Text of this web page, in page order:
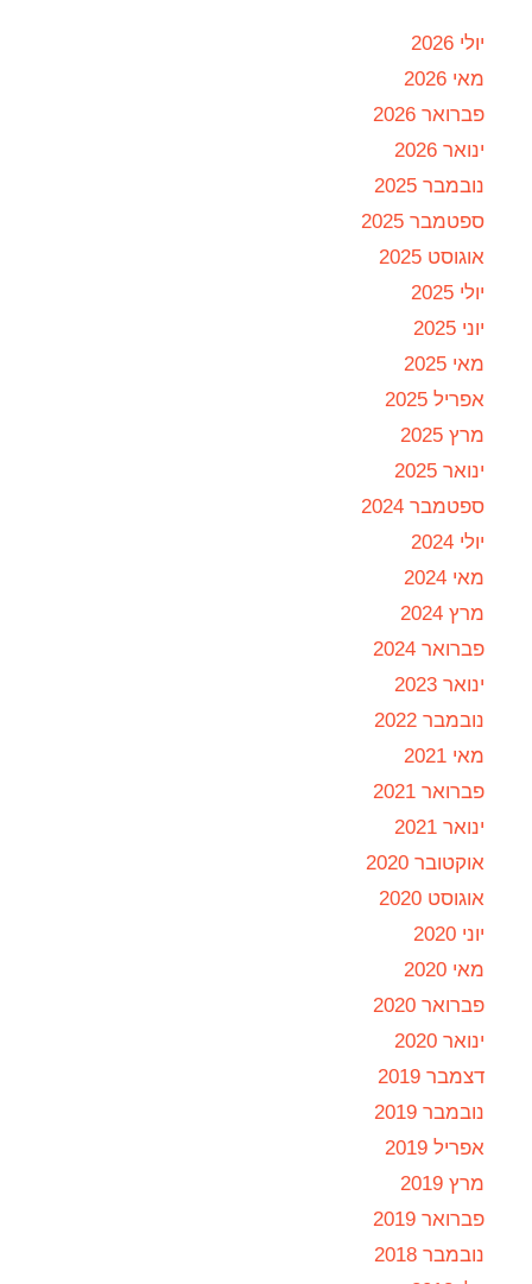
יולי 2026
מאי 2026
פברואר 2026
ינואר 2026
נובמבר 2025
ספטמבר 2025
אוגוסט 2025
יולי 2025
יוני 2025
מאי 2025
אפריל 2025
מרץ 2025
ינואר 2025
ספטמבר 2024
יולי 2024
מאי 2024
מרץ 2024
פברואר 2024
ינואר 2023
נובמבר 2022
מאי 2021
פברואר 2021
ינואר 2021
אוקטובר 2020
אוגוסט 2020
יוני 2020
מאי 2020
פברואר 2020
ינואר 2020
דצמבר 2019
נובמבר 2019
אפריל 2019
מרץ 2019
פברואר 2019
נובמבר 2018